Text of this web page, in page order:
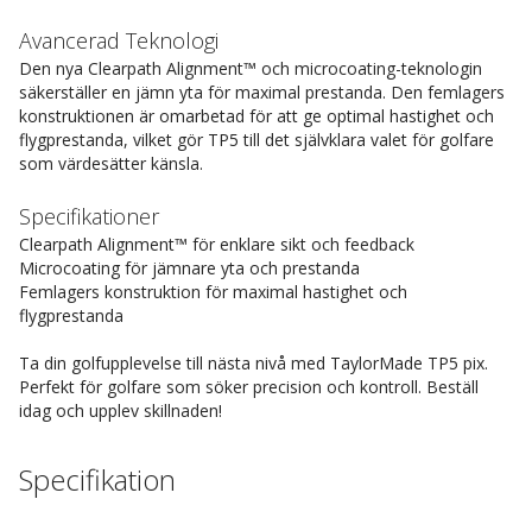
Avancerad Teknologi
Den nya Clearpath Alignment™ och microcoating-teknologin
säkerställer en jämn yta för maximal prestanda. Den femlagers
konstruktionen är omarbetad för att ge optimal hastighet och
flygprestanda, vilket gör TP5 till det självklara valet för golfare
som värdesätter känsla.
Specifikationer
Clearpath Alignment™ för enklare sikt och feedback
Microcoating för jämnare yta och prestanda
Femlagers konstruktion för maximal hastighet och
flygprestanda
Ta din golfupplevelse till nästa nivå med TaylorMade TP5 pix.
Perfekt för golfare som söker precision och kontroll. Beställ
idag och upplev skillnaden!
Specifikation